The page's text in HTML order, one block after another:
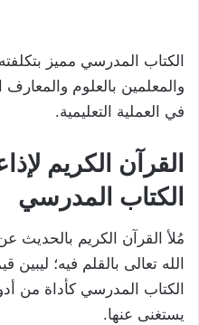
الكتاب المدرسي مميز
والمعلمين بالعلوم والمعارف
في العملية التعليمية.
القرآن الكريم
الكتاب المدرسي
مُلأ القرآن الكريم بالحديث
الله تعالى بالقلم فيه؛
الكتاب المدرسي كأداة من
يستغنى عنها.